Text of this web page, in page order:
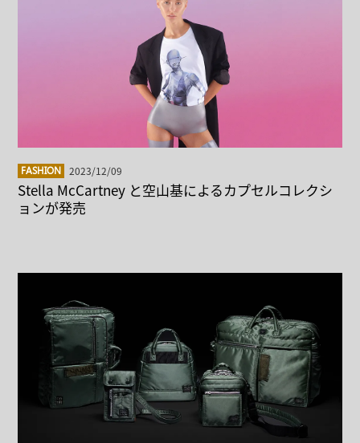
FASHION 2023/12/09
Stella McCartney と空山基によるカプセルコレクシ
ョンが発売